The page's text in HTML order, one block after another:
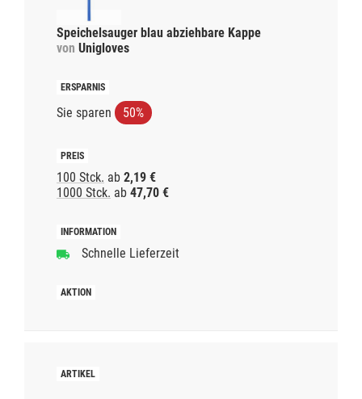
Speichelsauger blau abziehbare Kappe
von Unigloves
Sie sparen 50%
100 Stck. ab 2,19 €
1000 Stck. ab 47,70 €
Schnelle Lieferzeit